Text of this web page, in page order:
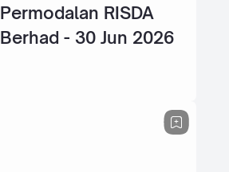
Permodalan RISDA
Berhad - 30 Jun 2026